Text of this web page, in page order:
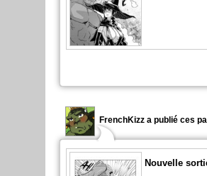
FrenchKizz a publié ces
Nouvelle